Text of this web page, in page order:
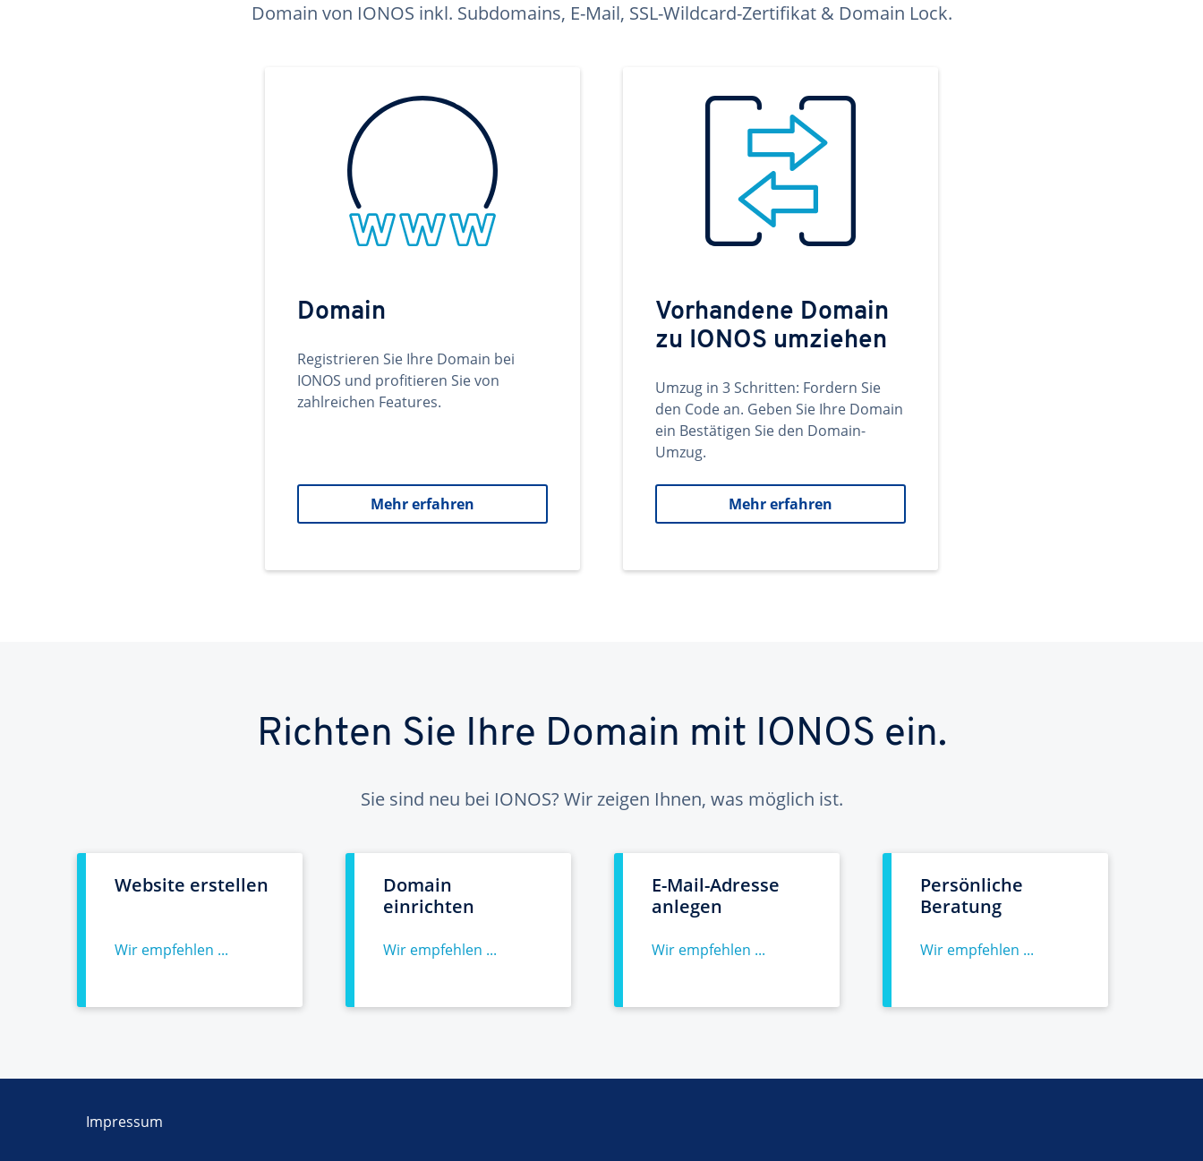
Domain von IONOS inkl. Subdomains, E-Mail, SSL-Wildcard-Zertifikat & Domain Lock.
Domain
Registrieren Sie Ihre Domain bei
IONOS und profitieren Sie von
zahlreichen Features.
Mehr erfahren
Vorhandene Domain
zu IONOS umziehen
Umzug in 3 Schritten: Fordern Sie
den Code an. Geben Sie Ihre Domain
ein Bestätigen Sie den Domain-
Umzug.
Mehr erfahren
Richten Sie Ihre Domain mit IONOS ein.
Sie sind neu bei IONOS? Wir zeigen Ihnen, was möglich ist.
Website erstellen
Wir empfehlen ...
Domain
einrichten
Wir empfehlen ...
E-Mail-Adresse
anlegen
Wir empfehlen ...
Persönliche
Beratung
Wir empfehlen ...
Impressum